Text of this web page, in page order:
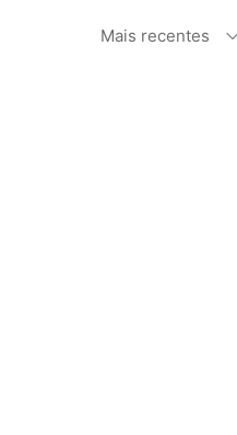
Mais recentes